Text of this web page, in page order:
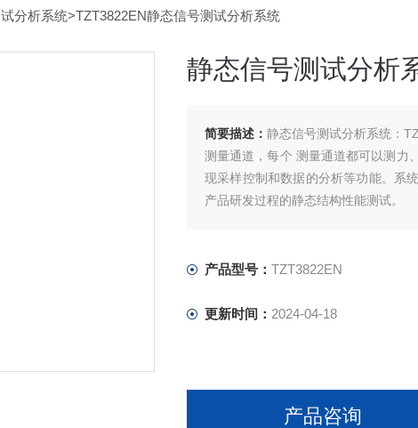
分析系统>TZT3822EN静态信号测试分析系统
静态信号测试分析
简要描述： 静态信号测试分析系统：
测量通道，每个 测量通道都可以测力
现采样控制和数据的分析等功能。系
产品研发过程的静态结构性能测试。
产品型号： TZT3822EN
更新时间： 2024-04-18
产品咨询